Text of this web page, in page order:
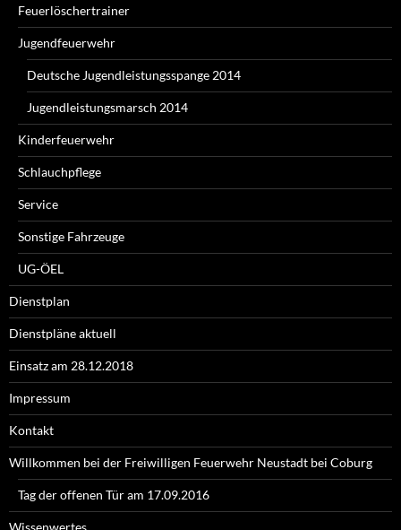
Feuerlöschertrainer
Jugendfeuerwehr
Deutsche Jugendleistungsspange 2014
Jugendleistungsmarsch 2014
Kinderfeuerwehr
Schlauchpflege
Service
Sonstige Fahrzeuge
UG-ÖEL
Dienstplan
Dienstpläne aktuell
Einsatz am 28.12.2018
Impressum
Kontakt
Willkommen bei der Freiwilligen Feuerwehr Neustadt bei Coburg
Tag der offenen Tür am 17.09.2016